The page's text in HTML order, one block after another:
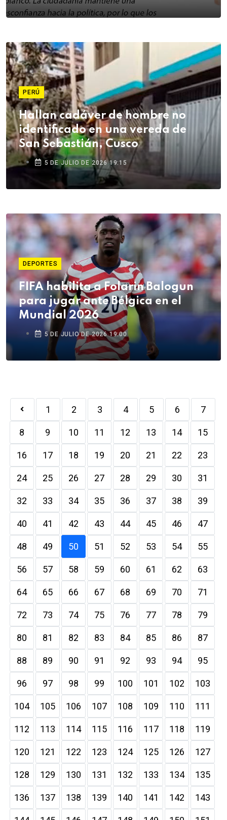
PERÚ
Hallan cadáver de hombre no
identificado en una vereda de
San Sebastián, Cusco
5 DE JULIO DE 2026 19:15
DEPORTES
FIFA habilita a Folarin Balogun
para jugar ante Bélgica en el
Mundial 2026
5 DE JULIO DE 2026 19:00
1 2 3 4 5 6 7
8 9 10 11 12 13 14 15
16 17 18 19 20 21 22 23
24 25 26 27 28 29 30 31
32 33 34 35 36 37 38 39
40 41 42 43 44 45 46 47
48 49 50 51 52 53 54 55
56 57 58 59 60 61 62 63
64 65 66 67 68 69 70 71
72 73 74 75 76 77 78 79
80 81 82 83 84 85 86 87
88 89 90 91 92 93 94 95
96 97 98 99 100 101 102 103
104 105 106 107 108 109 110 111
112 113 114 115 116 117 118 119
120 121 122 123 124 125 126 127
128 129 130 131 132 133 134 135
136 137 138 139 140 141 142 143